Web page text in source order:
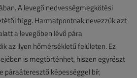
A levegő nedvességmegkötési
függ. Harmatpontnak nevezzük azt
a levegőben lévő pára
az ilyen hőmérsékletű felületen. Ez
is megtörténhet, hiszen egyrészt
páraáteresztő képességgel bír,